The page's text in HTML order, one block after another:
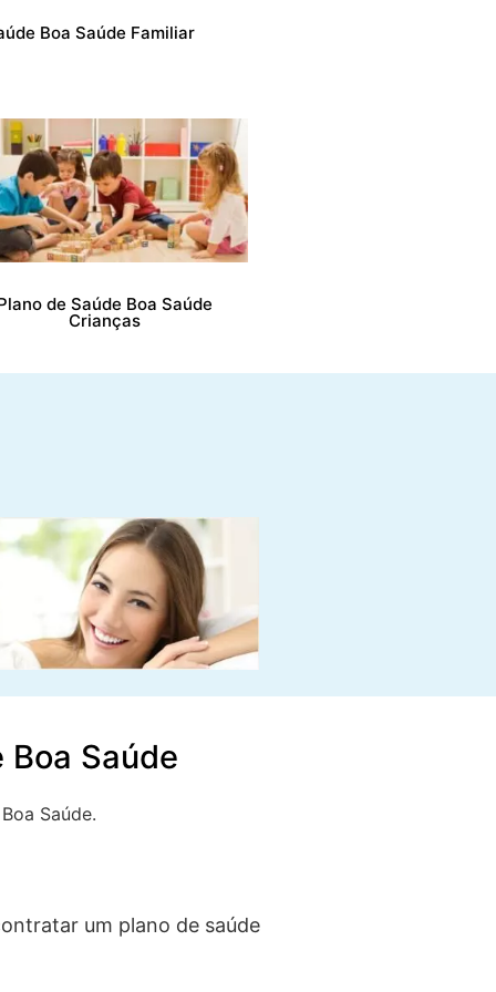
Boa Saúde Familiar
de Saúde Boa Saúde
Crianças
Saúde
Saúde.
um plano de saúde